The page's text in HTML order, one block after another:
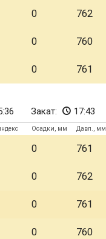
0 762
0 760
0 761
Закат: 17:43
Осадки, мм Давл., мм
0 761
0 762
0 761
0 760